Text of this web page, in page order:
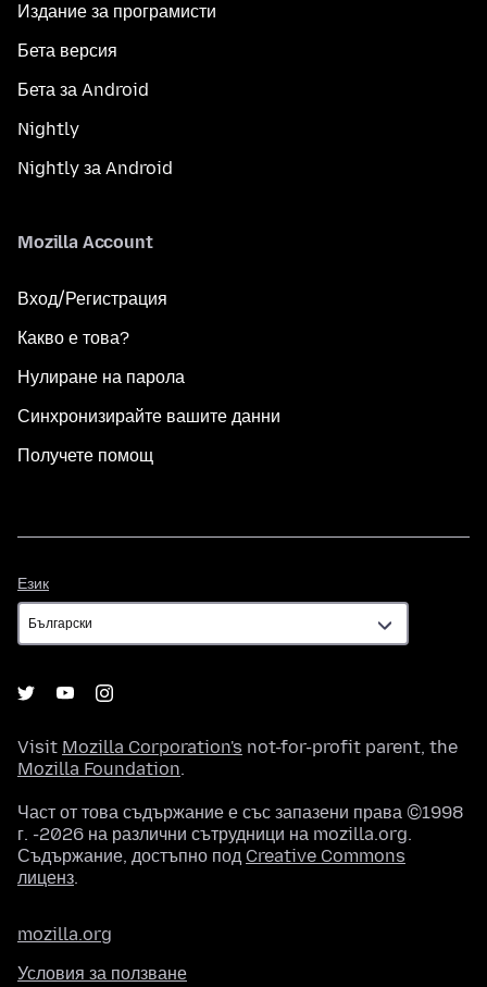
Издание за програмисти
Бета версия
Бета за Android
Nightly
Nightly за Android
Mozilla Account
Вход/Регистрация
Какво е това?
Нулиране на парола
Синхронизирайте вашите данни
Получете помощ
Език
Visit Mozilla Corporation's not-for-profit parent, the
Mozilla Foundation.
Част от това съдържание е със запазени права ©1998
г. -2026 на различни сътрудници на mozilla.org.
Съдържание, достъпно под Creative Commons
лиценз.
mozilla.org
Условия за ползване